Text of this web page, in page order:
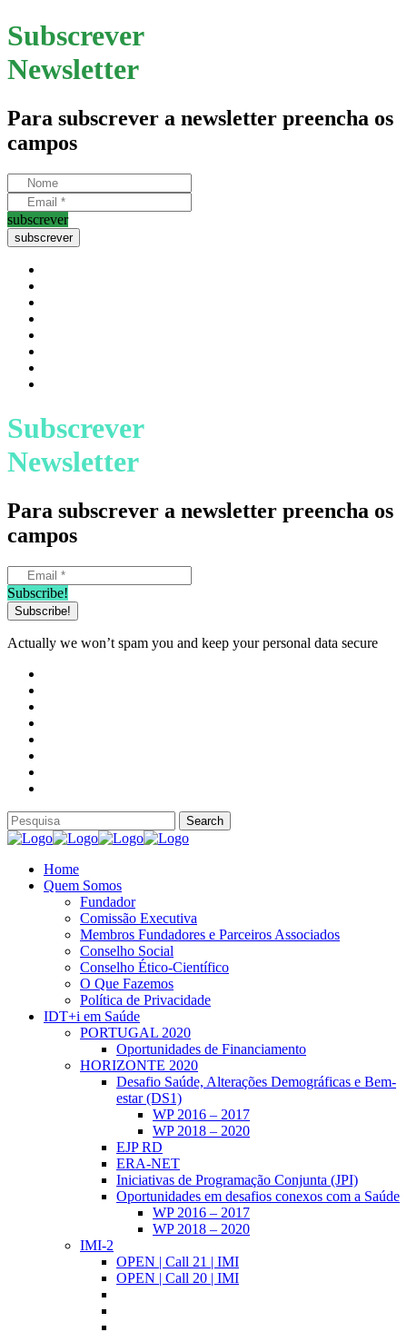
Subscrever
Newsletter
Para subscrever a newsletter preencha os
campos
subscrever
Subscrever
Newsletter
Para subscrever a newsletter preencha os
campos
Subscribe!
Actually we won’t spam you and keep your personal data secure
Home
Quem Somos
Fundador
Comissão Executiva
Membros Fundadores e Parceiros Associados
Conselho Social
Conselho Ético-Científico
O Que Fazemos
Política de Privacidade
IDT+i em Saúde
PORTUGAL 2020
Oportunidades de Financiamento
HORIZONTE 2020
Desafio Saúde, Alterações Demográficas e Bem-
estar (DS1)
WP 2016 – 2017
WP 2018 – 2020
EJP RD
ERA-NET
Iniciativas de Programação Conjunta (JPI)
Oportunidades em desafios conexos com a Saúde
WP 2016 – 2017
WP 2018 – 2020
IMI-2
OPEN | Call 21 | IMI
OPEN | Call 20 | IMI